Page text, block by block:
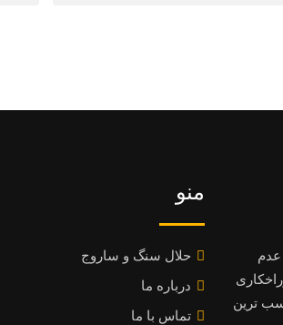
عدم
ترین
منو
حلال سنگ و ساروج
درباره ما
تماس با ما